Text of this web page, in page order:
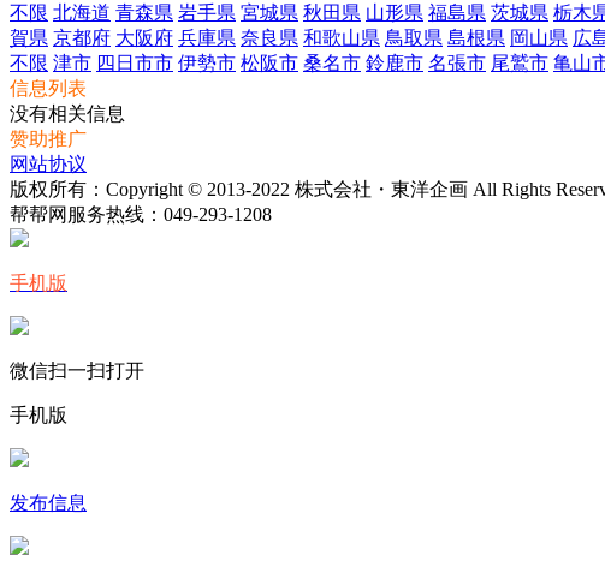
不限 北海道 青森県 岩手県 宮城県 秋田県 山形県 福島県 茨城県 栃木
賀県 京都府 大阪府 兵庫県 奈良県 和歌山県 鳥取県 島根県 岡山県 広
不限 津市 四日市市 伊勢市 松阪市 桑名市 鈴鹿市 名張市 尾鷲市 亀山
信息列表
没有相关信息
赞助推广
网站协议
版权所有：Copyright © 2013-2022 株式会社・東洋企画 All Rights
帮帮网服务热线： 049-293-1208
手机版
微信扫一扫打开
手机版
发布信息